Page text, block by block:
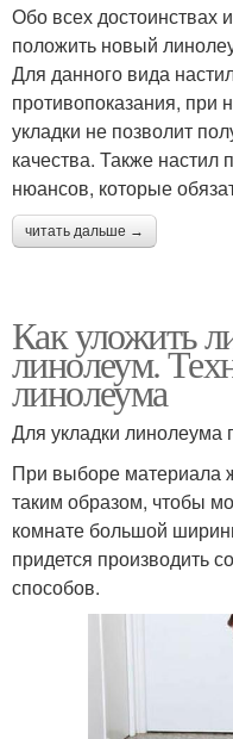
Обо всех достоинствах
положить новый
Для данного вида
противопоказания, при
укладки не позволит
качества. Также настил
нюансов, которые
читать дальше →
Как уложить
линолеум.
линолеума
Для укладки линолеума
При выборе материала
таким образом, чтобы
комнате большой
придется производить
способов.